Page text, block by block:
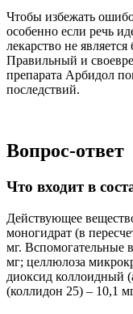
Чтобы избежать
особенно если речь
лекарство не
Правильный и
препарата Арбидол
последствий.
Вопрос-ответ
Что входит в
Действующее
моногидрат (в
мг. Вспомогательные
мг; целлюлоза
диоксид коллоидный
(коллидон 25) – 10,1